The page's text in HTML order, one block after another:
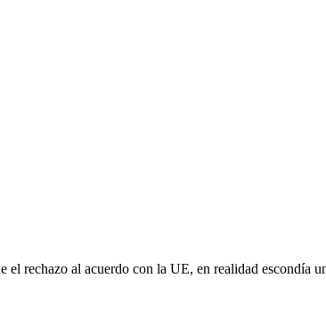
rechazo al acuerdo con la UE, en realidad escondía